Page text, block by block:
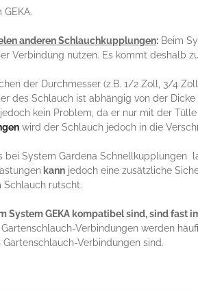
anderen Schlauchkupplungen: Beim
Verbindung nutzen. Es kommt deshalb
der Durchmesser (z.B. 1/2 Zoll, 3/4
des Schlauch ist abhängig von der
kein Problem, da er nur mit der
wird der Schlauch jedoch in die
bei System Gardena Schnellkupplungen
kann jedoch eine zusätzliche
Schlauch rutscht.
System GEKA kompatibel sind, sind fast
Verbindungen werden
Verbindungen sind.